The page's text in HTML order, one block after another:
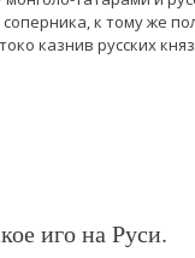
соперника, к тому же
казнив русских
иго на Руси.